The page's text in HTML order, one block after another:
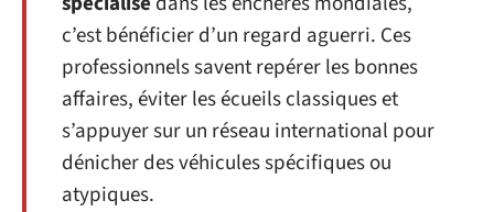
c’est bénéficier d’un regard aguerri. Ces
professionnels savent repérer les bonnes
affaires, éviter les écueils classiques et
s’appuyer sur un réseau international pour
dénicher des véhicules spécifiques ou
atypiques.